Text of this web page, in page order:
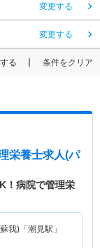
変更する
変更する
る 条件をクリア
栄養士求人(パ
！病院で管理栄
我)「潮見駅」